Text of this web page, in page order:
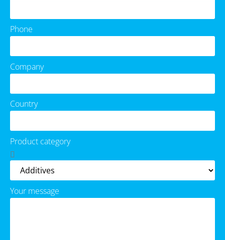
Phone
Company
Country
Product category
Your message